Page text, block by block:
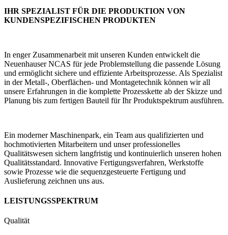
IHR SPEZIALIST FÜR DIE PRODUKTION VON
KUNDENSPEZIFISCHEN PRODUKTEN
In enger Zusammenarbeit mit unseren Kunden entwickelt die
Neuenhauser NCAS für jede Problemstellung die passende Lösung
und ermöglicht sichere und effiziente Arbeitsprozesse. Als Spezialist
in der Metall-, Oberflächen- und Montagetechnik können wir all
unsere Erfahrungen in die komplette Prozesskette ab der Skizze und
Planung bis zum fertigen Bauteil für Ihr Produktspektrum ausführen.
Ein moderner Maschinenpark, ein Team aus qualifizierten und
hochmotivierten Mitarbeitern und unser professionelles
Qualitätswesen sichern langfristig und kontinuierlich unseren hohen
Qualitätsstandard. Innovative Fertigungsverfahren, Werkstoffe
sowie Prozesse wie die sequenzgesteuerte Fertigung und
Auslieferung zeichnen uns aus.
LEISTUNGSSPEKTRUM
Qualität